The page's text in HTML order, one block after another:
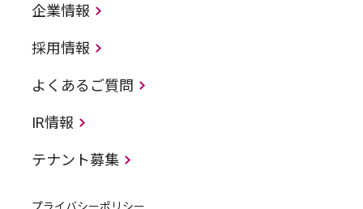
企業情報
採用情報
よくあるご質問
IR情報
テナント募集